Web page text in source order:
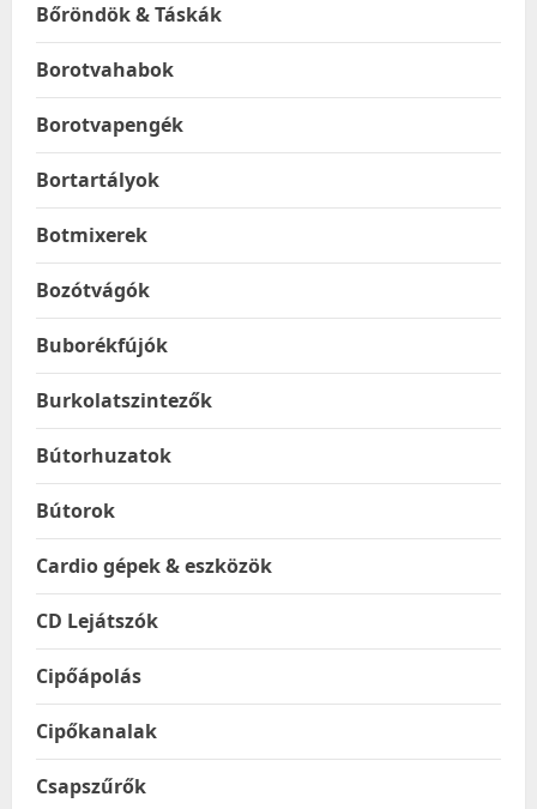
Bőröndök & Táskák
Borotvahabok
Borotvapengék
Bortartályok
Botmixerek
Bozótvágók
Buborékfújók
Burkolatszintezők
Bútorhuzatok
Bútorok
Cardio gépek & eszközök
CD Lejátszók
Cipőápolás
Cipőkanalak
Csapszűrők